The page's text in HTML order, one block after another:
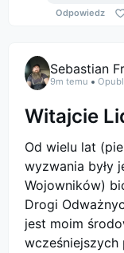
Odpowiedz
Sebastian
9m temu
Witajcie
Od wielu lat
wyzwania były
Wojowników)
Drogi
jest moim
wcześniejszych